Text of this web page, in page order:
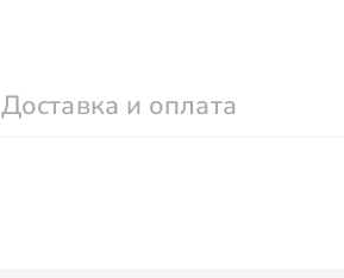
Доставка и оплата